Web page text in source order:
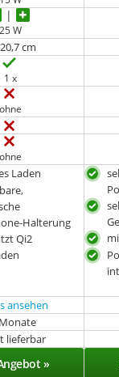
25 W
cm
1 x
ohne
ohne
Laden
Halterung
Qi2
ansehen
lieferbar
»